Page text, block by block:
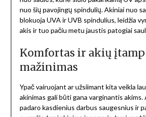
nuo šių pavojingų spindulių. Akiniai nuo
blokuoja UVA ir UVB spindulius, leidžia
akis ir tuo pačiu metu jaustis patogiai
Komfortas ir akių
mažinimas
Ypač vairuojant ar užsiimant kita veikla
akinimas gali būti gana varginantis akims.
padaro kasdienius darbus saugesnius ir